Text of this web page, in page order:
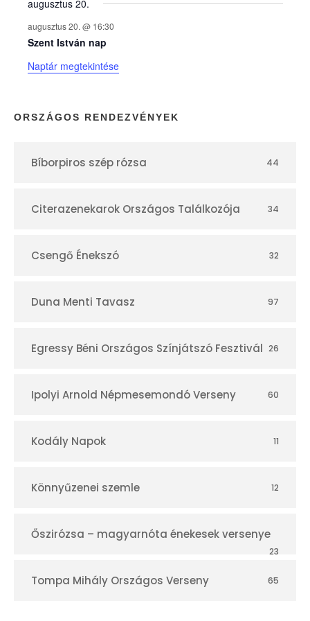
k
n
a
p
r
augusztus 20.
augusztus 20. @ 16:30
Szent István nap
Naptár megtekintése
ORSZÁGOS RENDEZVÉNYEK
Bíborpiros szép rózsa 44
Citerazenekarok Országos Találkozója 34
Csengő Énekszó 32
Duna Menti Tavasz 97
Egressy Béni Országos Színjátszó Fesztivál 26
Ipolyi Arnold Népmesemondó Verseny 60
Kodály Napok 11
Könnyűzenei szemle 12
Őszirózsa – magyarnóta énekesek versenye
23
Tompa Mihály Országos Verseny 65